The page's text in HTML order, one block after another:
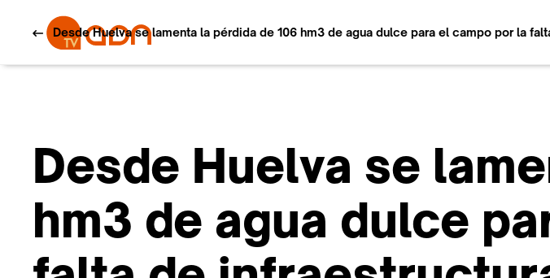
Desde Huelva se lamenta la pérdida de 106 hm3 de agua dulce para el campo por la
Desde Huelva se
hm3 de agua dulce